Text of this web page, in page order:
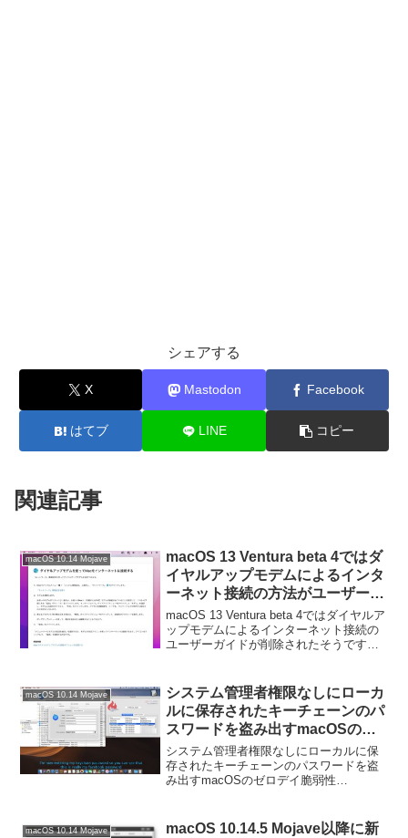
シェアする
X Mastodon Facebook
はてブ LINE コピー
関連記事
macOS 10.14 Mojave
macOS 13 Ventura beta 4ではダ
イヤルアップモデムによるインタ
ーネット接続の方法がユーザーガ
イドから削除されたもよう。
macOS 13 Ventura beta 4ではダイヤルア
ップモデムによるインターネット接続の
ユーザーガイドが削除されたそうです。
macOS 10.14 Mojave
システム管理者権限なしにローカ
ルに保存されたキーチェーンのパ
スワードを盗み出すmacOSのゼ
ロデイ脆弱性「KeySteal」につ
いてAppleがコンタクトを取るも
詳細は報告されず。
システム管理者権限なしにローカルに保
存されたキーチェーンのパスワードを盗
み出すmacOSのゼロデイ脆弱性
す。詳細は以下から。
macOS 10.14 Mojave
macOS 10.14.5 Mojave以降に新